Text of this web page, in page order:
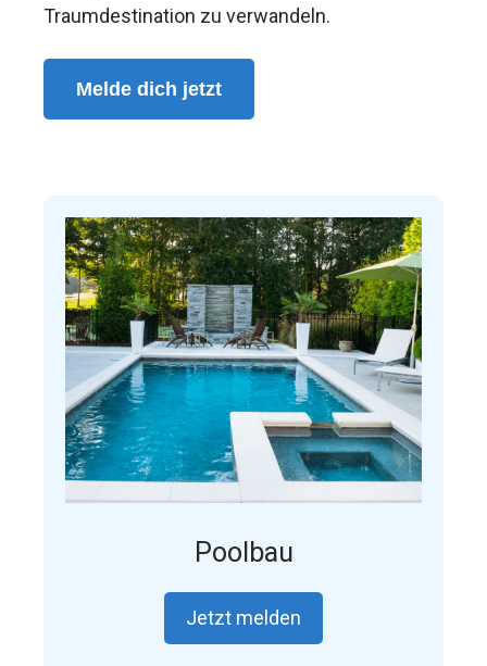
Traumdestination zu verwandeln.
Melde dich jetzt
Poolbau
Jetzt melden